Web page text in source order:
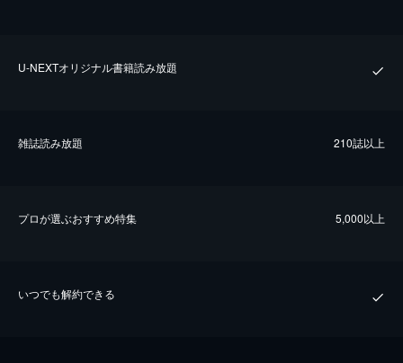
U-NEXTオリジナル書籍読み放題
雑誌読み放題 210誌以上
プロが選ぶおすすめ特集 5,000以上
いつでも解約できる